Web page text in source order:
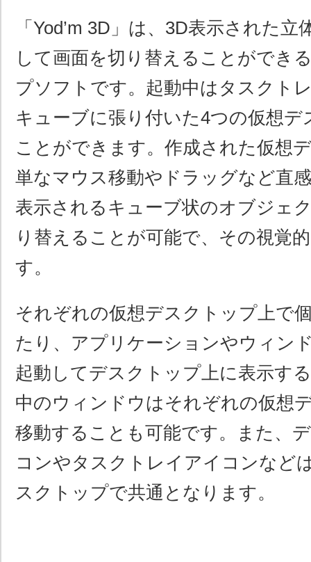
「Yod’m 3D」は、3D表示された
して画面を切り替えることができ
プソフトです。起動中はタスクト
キューブに張り付いた4つの仮想デ
ことができます。作成された仮想
単なマウス移動やドラッグなど直
表示されるキューブ状のオブジェ
り替えることが可能で、その視覚
す。
それぞれの仮想デスクトップ上で
たり、アプリケーションやウィン
起動してデスクトップ上に表示す
中のウィンドウはそれぞれの仮想
移動することも可能です。また、
コンやタスクトレイアイコンなど
スクトップで共通となります。